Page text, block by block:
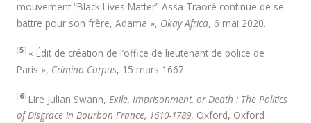
mouvement “Black Lives Matter” Assa Traoré continue de se
battre pour son frère, Adama », Okay Africa, 6 mai 2020.
[5] « Édit de création de l’office de lieutenant de police de
Paris », Crimino Corpus, 15 mars 1667.
[6] Lire Julian Swann, Exile, Imprisonment, or Death : The Politics
of Disgrace in Bourbon France, 1610-­1789, Oxford, Oxford